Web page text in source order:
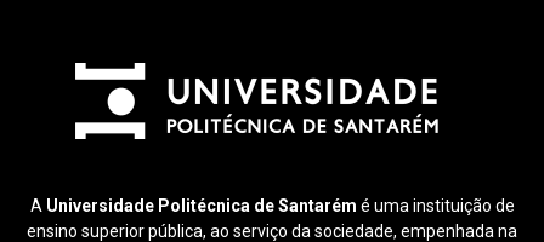
A Universidade Politécnica de Santarém é uma instituição de
ensino superior pública, ao serviço da sociedade, empenhada na